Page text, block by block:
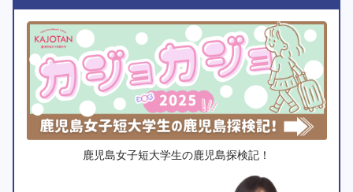
鹿児島女子短大学生の鹿児島探検記！